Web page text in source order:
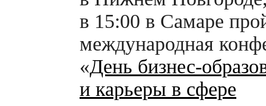
в 15:00 в Самаре
международная
«День бизнес-
и карьеры в сфере